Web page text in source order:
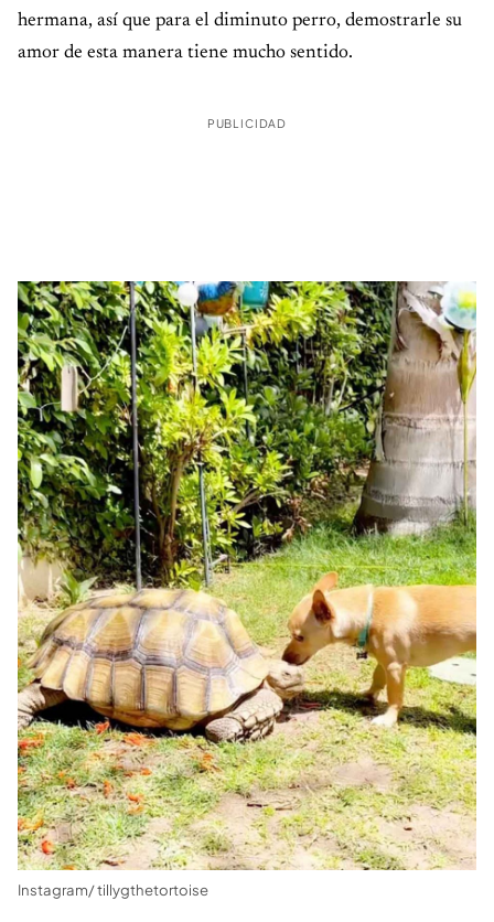
hermana, así que para el diminuto perro, demostrarle su
amor de esta manera tiene mucho sentido.
PUBLICIDAD
Instagram/ tillygthetortoise